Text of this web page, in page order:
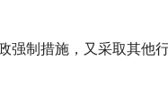
强制措施，又采取其他